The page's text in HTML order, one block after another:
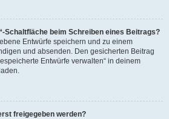
Schaltfläche beim Schreiben eines Beitrags?
Entwürfe speichern und zu einem
und absenden. Den gesicherten Beitrag
Entwürfe verwalten“ in deinem
freigegeben werden?